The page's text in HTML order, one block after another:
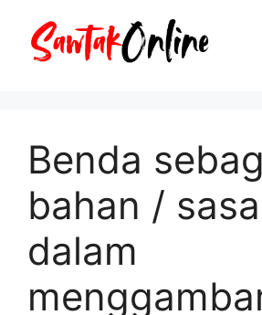
Benda
bahan /
dalam